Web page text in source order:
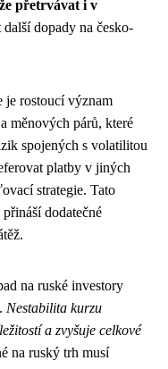
přetrvávat i v
další dopady na česko-
je rostoucí význam
měnových párů, které
spojených s volatilitou
platby v jiných
strategie. Tato
dodatečné
na ruské investory
Nestabilita kurzu
a zvyšuje celkové
na ruský trh musí